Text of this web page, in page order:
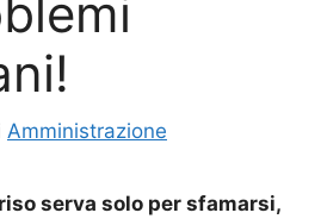
Amministrazione
serva solo per sfamarsi,